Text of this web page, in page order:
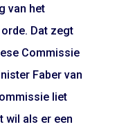
van het
Dat zegt
Commissie
Faber van
liet
wil als er een